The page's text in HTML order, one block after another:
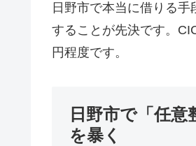
日野市で本当に借りる
することが先決です。
円程度です。
日野市で「任
を暴く